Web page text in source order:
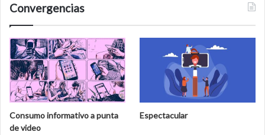
Convergencias
Consumo informativo a punta
de video
Espectacular